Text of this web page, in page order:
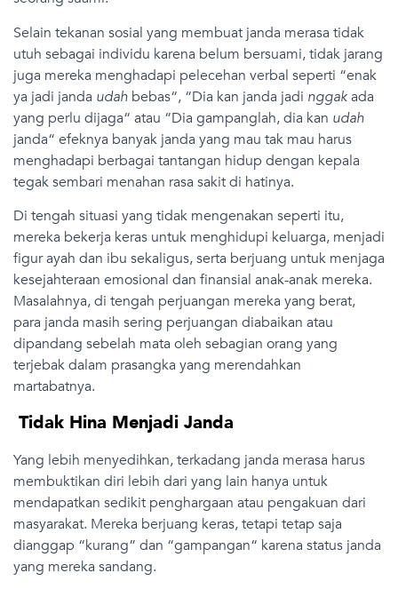
Selain tekanan sosial yang membuat janda merasa tidak
utuh sebagai individu karena belum bersuami, tidak jarang
juga mereka menghadapi pelecehan verbal seperti “enak
ya jadi janda udah bebas“, “Dia kan janda jadi nggakada
yang perlu dijaga“ atau “Dia gampanglah, dia kan udah
janda“ efeknya banyak janda yang mau tak mau harus
menghadapi berbagai tantangan hidup dengan kepala
tegak sembari menahan rasa sakit di hatinya.
Di tengah situasi yang tidak mengenakan seperti itu,
mereka bekerja keras untuk menghidupi keluarga, menjadi
figur ayah dan ibu sekaligus, serta berjuang untuk menjaga
kesejahteraan emosional dan finansial anak-anak mereka.
Masalahnya, di tengah perjuangan mereka yang berat,
para janda masih sering perjuangan diabaikan atau
dipandang sebelah mata oleh sebagian orang yang
terjebak dalam prasangka yang merendahkan
martabatnya.
Tidak Hina Menjadi Janda
Yang lebih menyedihkan, terkadang janda merasa harus
membuktikan diri lebih dari yang lain hanya untuk
mendapatkan sedikit penghargaan atau pengakuan dari
masyarakat. Mereka berjuang keras, tetapi tetap saja
dianggap “kurang” dan “gampangan“ karena status janda
yang mereka sandang.